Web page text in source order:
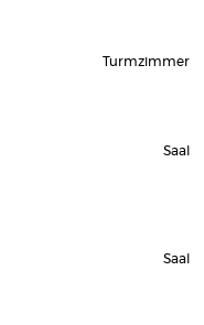
Turmzimmer
Saal
Saal